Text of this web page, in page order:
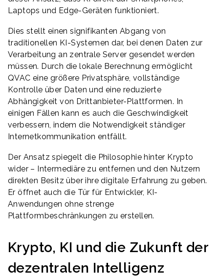
Laptops und Edge-Geräten funktioniert.
Dies stellt einen signifikanten Abgang von
traditionellen KI-Systemen dar, bei denen Daten zur
Verarbeitung an zentrale Server gesendet werden
müssen. Durch die lokale Berechnung ermöglicht
QVAC eine größere Privatsphäre, vollständige
Kontrolle über Daten und eine reduzierte
Abhängigkeit von Drittanbieter-Plattformen. In
einigen Fällen kann es auch die Geschwindigkeit
verbessern, indem die Notwendigkeit ständiger
Internetkommunikation entfällt.
Der Ansatz spiegelt die Philosophie hinter Krypto
wider – Intermediäre zu entfernen und den Nutzern
direkten Besitz über ihre digitale Erfahrung zu geben.
Er öffnet auch die Tür für Entwickler, KI-
Anwendungen ohne strenge
Plattformbeschränkungen zu erstellen.
Krypto, KI und die Zukunft der
dezentralen Intelligenz